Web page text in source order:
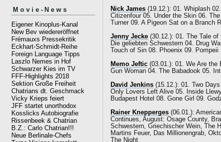
Movie-News
Eigener Kinoplus-Kanal
New Bev wiedereröffnet
Frémauxs Pressekritik
Eckhart-Schmidt-Reihe
Foreign Language Tipps
Laszlo Nemes in Hof
Schwarzer Kies im TV
FFF-Highlights 2018
Sektion Große Freiheit
Chatrians dt. Geschmack
Vicky Krieps feiert
JFF startet unorthodox
Kosslicks Autobiografie
Rissenbeek & Chatrian
B.Z.: Carlo Chatrian!!!
Neue Berlinale-Chefs
Nick James (19.12.): 01. Whiplash
Citizenfour 05. Under the Skin 06.
Turner 09. A Pigeon Sat on a
Jenny Jecke (30.12.): 01. The Tale
Die geliebten Schwestern 04. Drug
Touch of Sin 08. Phoenix 09.
Memo Jeftic (03.01.): 01. We Are the
Gun Woman 04. The Babadook 05.
David Jenkins (15.12.): 01. Two
Only Lovers Left Alive 05. Inside
Budapest Hotel 08. Gone Girl 09.
Rainer Knepperges (06.01.):
Continues, August: Osage County,
Schwestern, Griechischer Wein, The
Martins Feuer, Das Millionengrab,
The Night